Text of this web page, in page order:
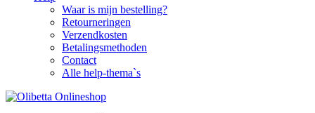
Waar is mijn bestelling?
Retourneringen
Verzendkosten
Betalingsmethoden
Contact
Alle help-thema`s